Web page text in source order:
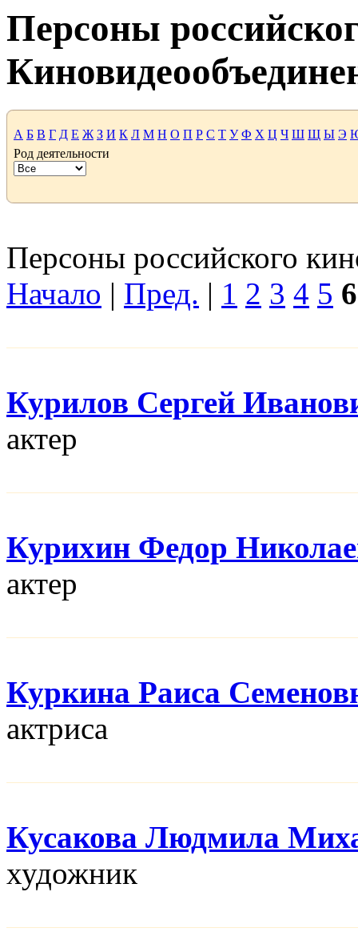
Персоны
А Б В Г Д Е Ж З И К Л М Н О П Р С Т У Ф Х Ц Ч Ш Щ Ы Э
Род деятельности
Персоны российского
Начало | Пред. | 1 2 3 4 5 6
Курилов Сергей
актер
Курихин Федор
актер
Куркина Раиса
актриса
Кусакова Людмила
художник